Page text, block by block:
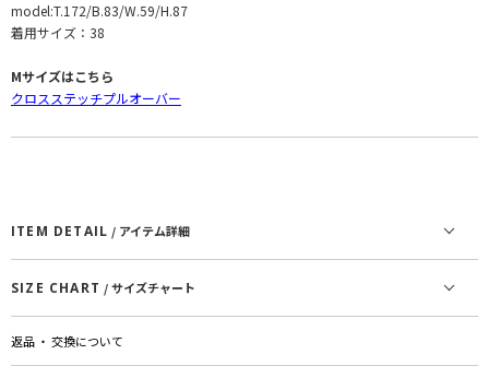
model:T.172/B.83/W.59/H.87
着用サイズ：38
Mサイズはこちら
クロスステッチプルオーバー
ITEM DETAIL / アイテム詳細
SIZE CHART / サイズチャート
返品 ・ 交換について